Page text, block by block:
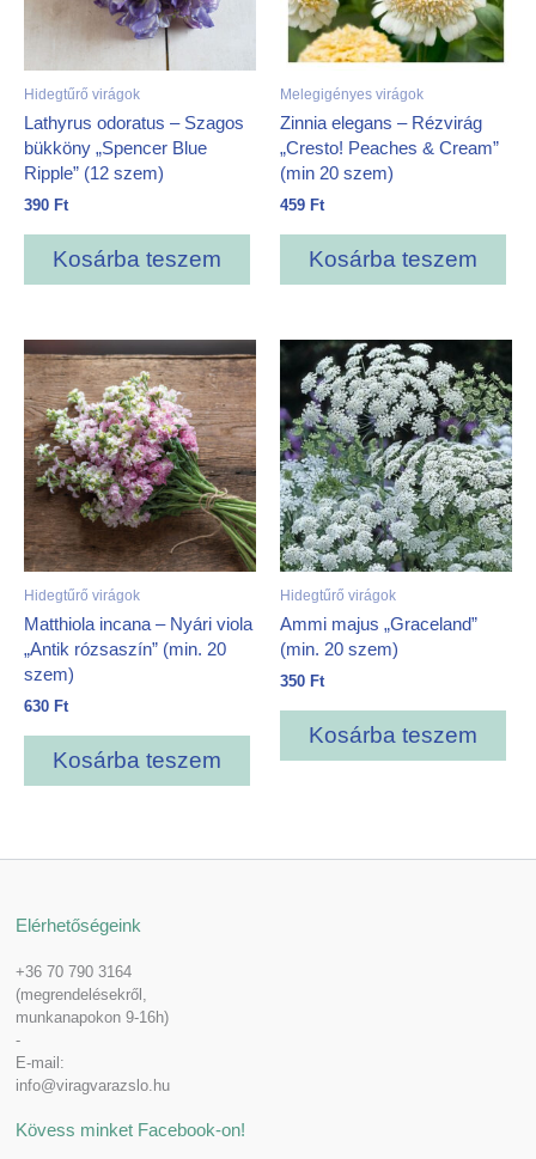
Hidegtűrő virágok
Lathyrus odoratus – Szagos
bükköny „Spencer Blue
Ripple” (12 szem)
390 Ft
Kosárba teszem
Melegigényes virágok
Zinnia elegans – Rézvirág
„Cresto! Peaches & Cream”
(min 20 szem)
459 Ft
Kosárba teszem
Hidegtűrő virágok
Matthiola incana – Nyári viola
„Antik rózsaszín” (min. 20
szem)
630 Ft
Kosárba teszem
Hidegtűrő virágok
Ammi majus „Graceland”
(min. 20 szem)
350 Ft
Kosárba teszem
Elérhetőségeink
+36 70 790 3164
(megrendelésekről,
munkanapokon 9-16h)
-
E-mail:
info@viragvarazslo.hu
Kövess minket Facebook-on!